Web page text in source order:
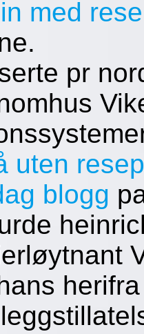
med
pr
uten
blogg